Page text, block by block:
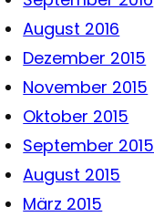
August 2016
Dezember 2015
November 2015
Oktober 2015
September 2015
August 2015
März 2015